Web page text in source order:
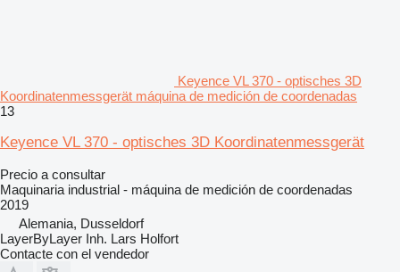
Keyence VL 370 - optisches 3D
Koordinatenmessgerät máquina de medición de coordenadas
13
Keyence VL 370 - optisches 3D Koordinatenmessgerät
Precio a consultar
Maquinaria industrial - máquina de medición de coordenadas
2019
Alemania, Dusseldorf
LayerByLayer Inh. Lars Holfort
Contacte con el vendedor